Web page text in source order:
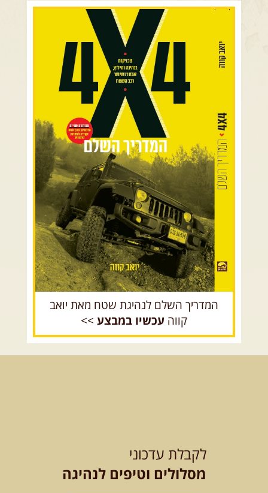
צרו קשר עם שבילים
אודות יואב קווה והאתר שבילים
רמת הגולן וגליל עליון
כרמל ורמות מנשה
בקעת הירדן והשומרון
השרון ומישור החוף
הרי ירושלים והשפלה
מדבר יהודה וים המלח
צפון ומערב הנגב
הר הנגב והערבה
רכב שטח רך רכב שטח קשוח
המדריך השלם לנהיגת שטח מאת יואב
קווה עכשיו במבצע >>
לקבלת עדכוני
מסלולים וטיפים לנהיגה